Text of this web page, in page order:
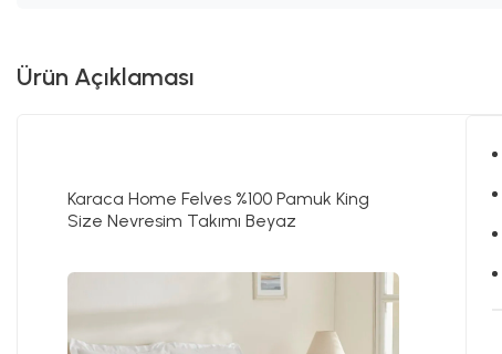
Ürün Açıklaması
Karaca Home Felves %100 Pamuk King
Size Nevresim Takımı Beyaz